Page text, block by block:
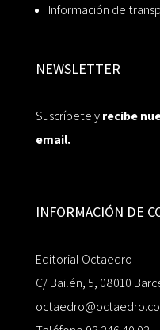
Información de
NEWSLETTER
Suscríbete yrecibe
email.
INFORMACIÓN DE
Editorial Octaedro
C/ Bailén, 5, 08010